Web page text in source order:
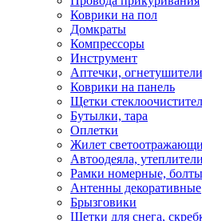
Коврики на пол
Домкраты
Компрессоры
Инструмент
Аптечки,
Коврики на панель
Щетки
Бутылки, тара
Оплетки
Жилет
Автоодеяла, утеплители
Рамки номерные, болты
Антенны декоративные
Брызговики
Щетки для снега,